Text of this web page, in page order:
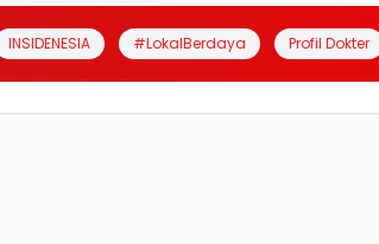
INSIDENESIA #LokalBerdaya Profil Dokter